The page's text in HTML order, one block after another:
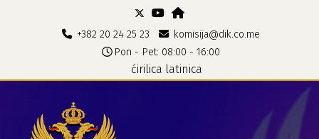
+382 20 24 25 23
komisija@dik.co.me
Pon - Pet: 08:00 - 16:00
ćirilica latinica